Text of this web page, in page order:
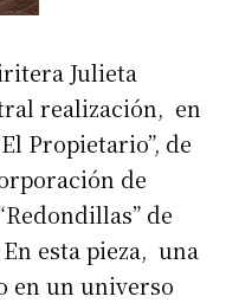
Julieta
realización, en
Propietario”, de
de
de
esta pieza, una
en un universo